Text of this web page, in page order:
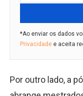
*Ao enviar os dados
Privacidade e aceita
Por outro lado, a